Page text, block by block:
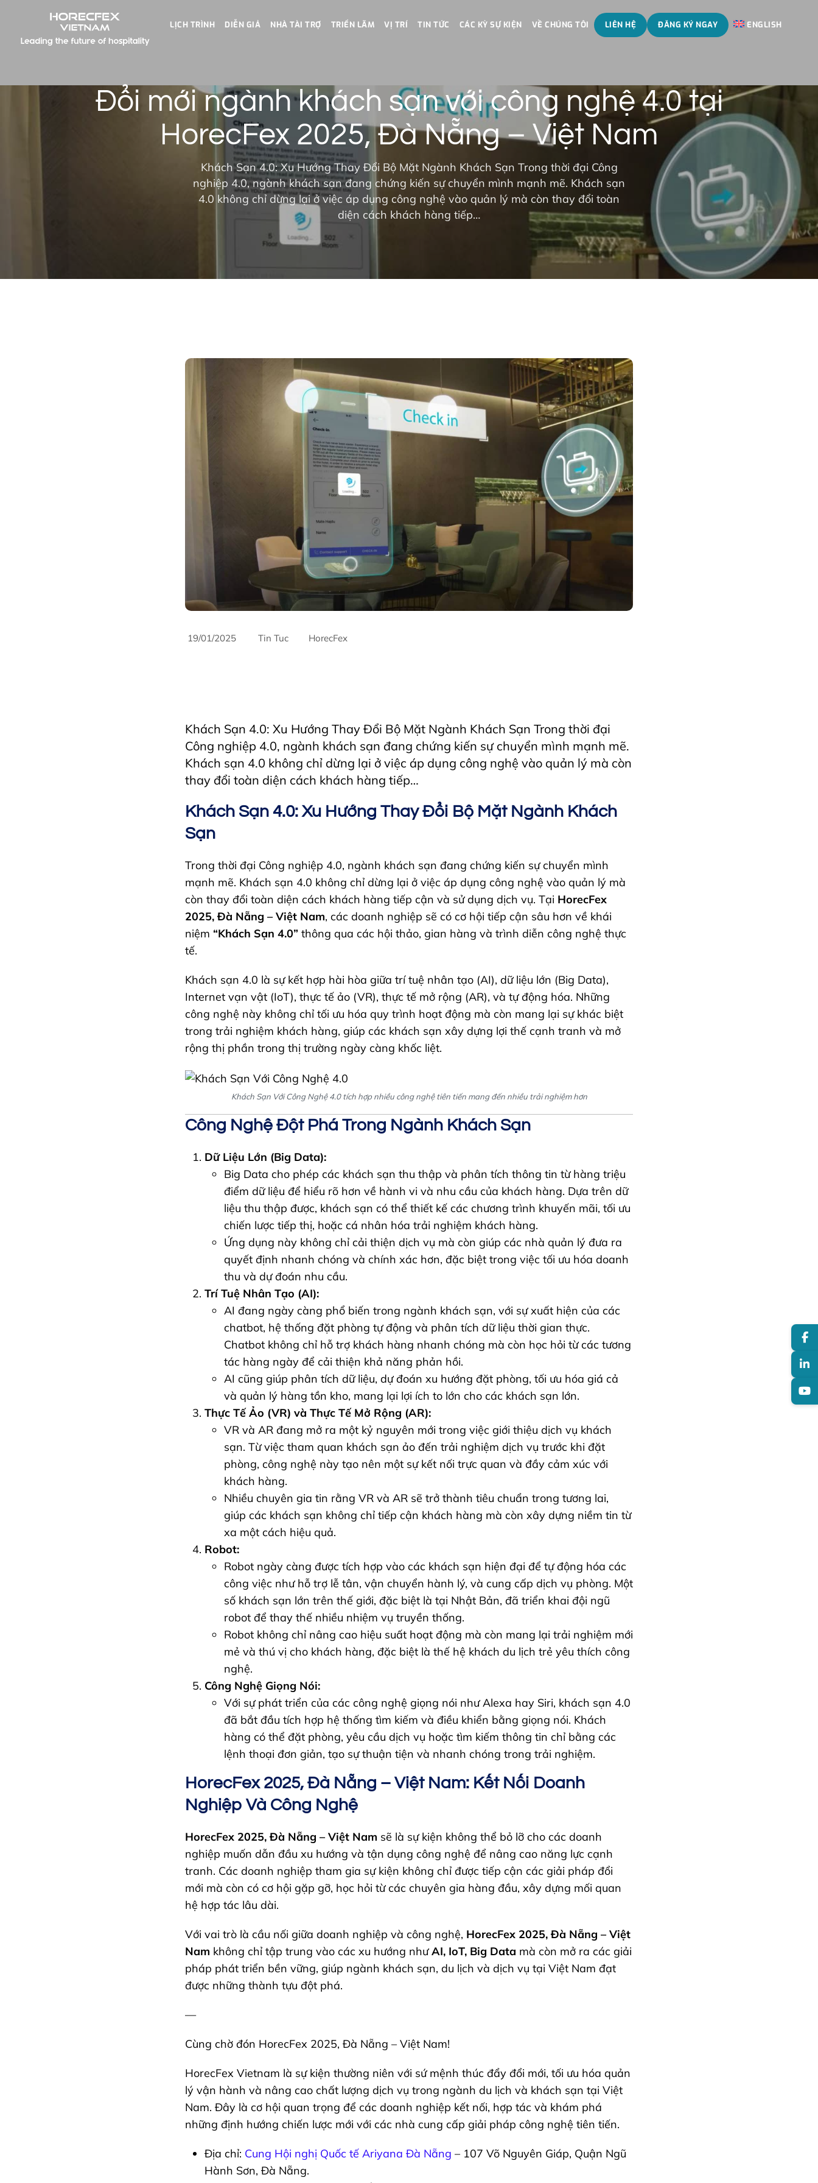
LỊCH TRÌNH DIỄN GIẢ NHÀ TÀI TRỢ TRIỂN LÃM VỊ TRÍ TIN TỨC CÁC KỲ SỰ KIỆN VỀ CHÚNG TÔI LIÊN HỆ ĐĂNG KÝ NGAY ENGLISH
Đổi mới ngành khách sạn với công nghệ 4.0 tại
HorecFex 2025, Đà Nẵng – Việt Nam
Khách Sạn 4.0: Xu Hướng Thay Đổi Bộ Mặt Ngành Khách Sạn Trong thời đại Công
nghiệp 4.0, ngành khách sạn đang chứng kiến sự chuyển mình mạnh mẽ. Khách sạn
4.0 không chỉ dừng lại ở việc áp dụng công nghệ vào quản lý mà còn thay đổi toàn
diện cách khách hàng tiếp…
19/01/2025 Tin Tuc HorecFex
Khách Sạn 4.0: Xu Hướng Thay Đổi Bộ Mặt Ngành Khách Sạn Trong thời đại
Công nghiệp 4.0, ngành khách sạn đang chứng kiến sự chuyển mình mạnh mẽ.
Khách sạn 4.0 không chỉ dừng lại ở việc áp dụng công nghệ vào quản lý mà còn
thay đổi toàn diện cách khách hàng tiếp…
Khách Sạn 4.0: Xu Hướng Thay Đổi Bộ Mặt Ngành Khách
Sạn
Trong thời đại Công nghiệp 4.0, ngành khách sạn đang chứng kiến sự chuyển mình
mạnh mẽ. Khách sạn 4.0 không chỉ dừng lại ở việc áp dụng công nghệ vào quản lý mà
còn thay đổi toàn diện cách khách hàng tiếp cận và sử dụng dịch vụ. Tại HorecFex
2025, Đà Nẵng – Việt Nam, các doanh nghiệp sẽ có cơ hội tiếp cận sâu hơn về khái
niệm “Khách Sạn 4.0” thông qua các hội thảo, gian hàng và trình diễn công nghệ thực
tế.
Khách sạn 4.0 là sự kết hợp hài hòa giữa trí tuệ nhân tạo (AI), dữ liệu lớn (Big Data),
Internet vạn vật (IoT), thực tế ảo (VR), thực tế mở rộng (AR), và tự động hóa. Những
công nghệ này không chỉ tối ưu hóa quy trình hoạt động mà còn mang lại sự khác biệt
trong trải nghiệm khách hàng, giúp các khách sạn xây dựng lợi thế cạnh tranh và mở
rộng thị phần trong thị trường ngày càng khốc liệt.
Khách Sạn Với Công Nghệ 4.0 tích hợp nhiều công nghệ tiên tiến mang đến nhiều trải nghiệm hơn
Công Nghệ Đột Phá Trong Ngành Khách Sạn
Dữ Liệu Lớn (Big Data):
Big Data cho phép các khách sạn thu thập và phân tích thông tin từ hàng triệu
điểm dữ liệu để hiểu rõ hơn về hành vi và nhu cầu của khách hàng. Dựa trên dữ
liệu thu thập được, khách sạn có thể thiết kế các chương trình khuyến mãi, tối ưu
chiến lược tiếp thị, hoặc cá nhân hóa trải nghiệm khách hàng.
Ứng dụng này không chỉ cải thiện dịch vụ mà còn giúp các nhà quản lý đưa ra
quyết định nhanh chóng và chính xác hơn, đặc biệt trong việc tối ưu hóa doanh
thu và dự đoán nhu cầu.
Trí Tuệ Nhân Tạo (AI):
AI đang ngày càng phổ biến trong ngành khách sạn, với sự xuất hiện của các
chatbot, hệ thống đặt phòng tự động và phân tích dữ liệu thời gian thực.
Chatbot không chỉ hỗ trợ khách hàng nhanh chóng mà còn học hỏi từ các tương
tác hàng ngày để cải thiện khả năng phản hồi.
AI cũng giúp phân tích dữ liệu, dự đoán xu hướng đặt phòng, tối ưu hóa giá cả
và quản lý hàng tồn kho, mang lại lợi ích to lớn cho các khách sạn lớn.
Thực Tế Ảo (VR) và Thực Tế Mở Rộng (AR):
VR và AR đang mở ra một kỷ nguyên mới trong việc giới thiệu dịch vụ khách
sạn. Từ việc tham quan khách sạn ảo đến trải nghiệm dịch vụ trước khi đặt
phòng, công nghệ này tạo nên một sự kết nối trực quan và đầy cảm xúc với
khách hàng.
Nhiều chuyên gia tin rằng VR và AR sẽ trở thành tiêu chuẩn trong tương lai,
giúp các khách sạn không chỉ tiếp cận khách hàng mà còn xây dựng niềm tin từ
xa một cách hiệu quả.
Robot:
Robot ngày càng được tích hợp vào các khách sạn hiện đại để tự động hóa các
công việc như hỗ trợ lễ tân, vận chuyển hành lý, và cung cấp dịch vụ phòng. Một
số khách sạn lớn trên thế giới, đặc biệt là tại Nhật Bản, đã triển khai đội ngũ
robot để thay thế nhiều nhiệm vụ truyền thống.
Robot không chỉ nâng cao hiệu suất hoạt động mà còn mang lại trải nghiệm mới
mẻ và thú vị cho khách hàng, đặc biệt là thế hệ khách du lịch trẻ yêu thích công
nghệ.
Công Nghệ Giọng Nói:
Với sự phát triển của các công nghệ giọng nói như Alexa hay Siri, khách sạn 4.0
đã bắt đầu tích hợp hệ thống tìm kiếm và điều khiển bằng giọng nói. Khách
hàng có thể đặt phòng, yêu cầu dịch vụ hoặc tìm kiếm thông tin chỉ bằng các
lệnh thoại đơn giản, tạo sự thuận tiện và nhanh chóng trong trải nghiệm.
HorecFex 2025, Đà Nẵng – Việt Nam: Kết Nối Doanh
Nghiệp Và Công Nghệ
HorecFex 2025, Đà Nẵng – Việt Nam sẽ là sự kiện không thể bỏ lỡ cho các doanh
nghiệp muốn dẫn đầu xu hướng và tận dụng công nghệ để nâng cao năng lực cạnh
tranh. Các doanh nghiệp tham gia sự kiện không chỉ được tiếp cận các giải pháp đổi
mới mà còn có cơ hội gặp gỡ, học hỏi từ các chuyên gia hàng đầu, xây dựng mối quan
hệ hợp tác lâu dài.
Với vai trò là cầu nối giữa doanh nghiệp và công nghệ, HorecFex 2025, Đà Nẵng – Việt
Nam không chỉ tập trung vào các xu hướng nhưAI, IoT, Big Data mà còn mở ra các giải
pháp phát triển bền vững, giúp ngành khách sạn, du lịch và dịch vụ tại Việt Nam đạt
được những thành tựu đột phá.
—
Cùng chờ đón HorecFex 2025, Đà Nẵng – Việt Nam!
HorecFex Vietnam là sự kiện thường niên với sứ mệnh thúc đẩy đổi mới, tối ưu hóa quản
lý vận hành và nâng cao chất lượng dịch vụ trong ngành du lịch và khách sạn tại Việt
Nam. Đây là cơ hội quan trọng để các doanh nghiệp kết nối, hợp tác và khám phá
những định hướng chiến lược mới với các nhà cung cấp giải pháp công nghệ tiên tiến.
Địa chỉ: Cung Hội nghị Quốc tế Ariyana Đà Nẵng – 107 Võ Nguyên Giáp, Quận Ngũ
Hành Sơn, Đà Nẵng.